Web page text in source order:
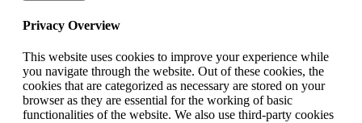
Privacy Overview
This website uses cookies to improve your experience while
you navigate through the website. Out of these cookies, the
cookies that are categorized as necessary are stored on your
browser as they are essential for the working of basic
functionalities of the website. We also use third-party cookies